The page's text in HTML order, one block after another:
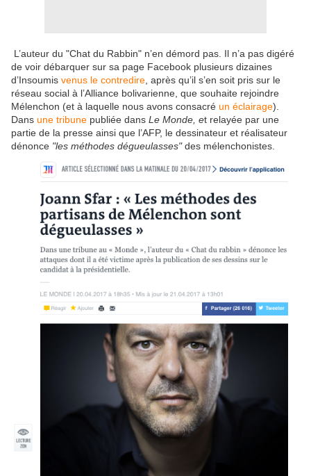
L’auteur du "Chat du Rabbin" n’en démord pas. Il n’a pas digéré
de voir débarquer sur sa page Facebook plusieurs dizaines
d’Insoumis venus le contredire , après qu’il s’en soit pris sur le
réseau social à l’Alliance bolivarienne, que souhaite rejoindre
Mélenchon (et à laquelle nous avons consacré un éclairage).
Dans une tribune publiée dans Le Monde, et relayée par une
partie de la presse ainsi que l’AFP, le dessinateur et réalisateur
dénonce "les méthodes dégueulasses"des mélenchonistes.